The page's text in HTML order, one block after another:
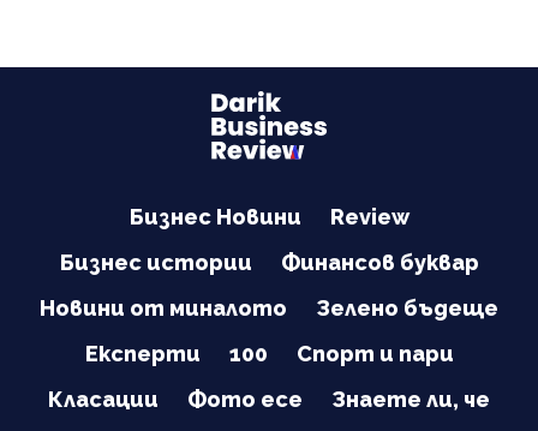
Бизнес Новини
Review
Бизнес истории
Финансов буквар
Новини от миналото
Зелено бъдеще
Експерти
100
Спорт и пари
Класации
Фото есе Знаете ли, че